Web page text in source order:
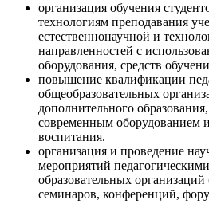
организация обучения
технологиям преподавания
естественнонаучной и
направленностей с
оборудования, средств
повышение квалификации
общеобразовательных
дополнительного
современным оборудованием
воспитания.
организация и проведение
мероприятий
образовательных организаций
семинаров, конференций,